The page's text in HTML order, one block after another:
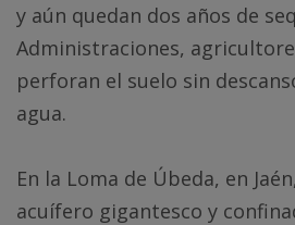
y aún quedan dos años de
Administraciones,
perforan el suelo sin
agua.
En la Loma de Úbeda, en
acuífero gigantesco y